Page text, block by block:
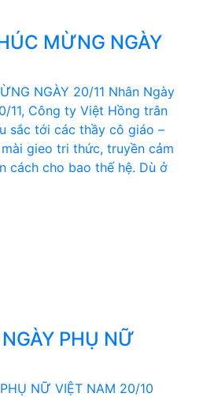
MỪNG NGÀY
NGÀY 20/11 Nhân Ngày
11, Công ty Việt Hồng trân
sắc tới các thầy cô giáo –
gieo tri thức, truyền cảm
cách cho bao thế hệ. Dù ở
PHỤ NỮ
NỮ VIỆT NAM 20/10